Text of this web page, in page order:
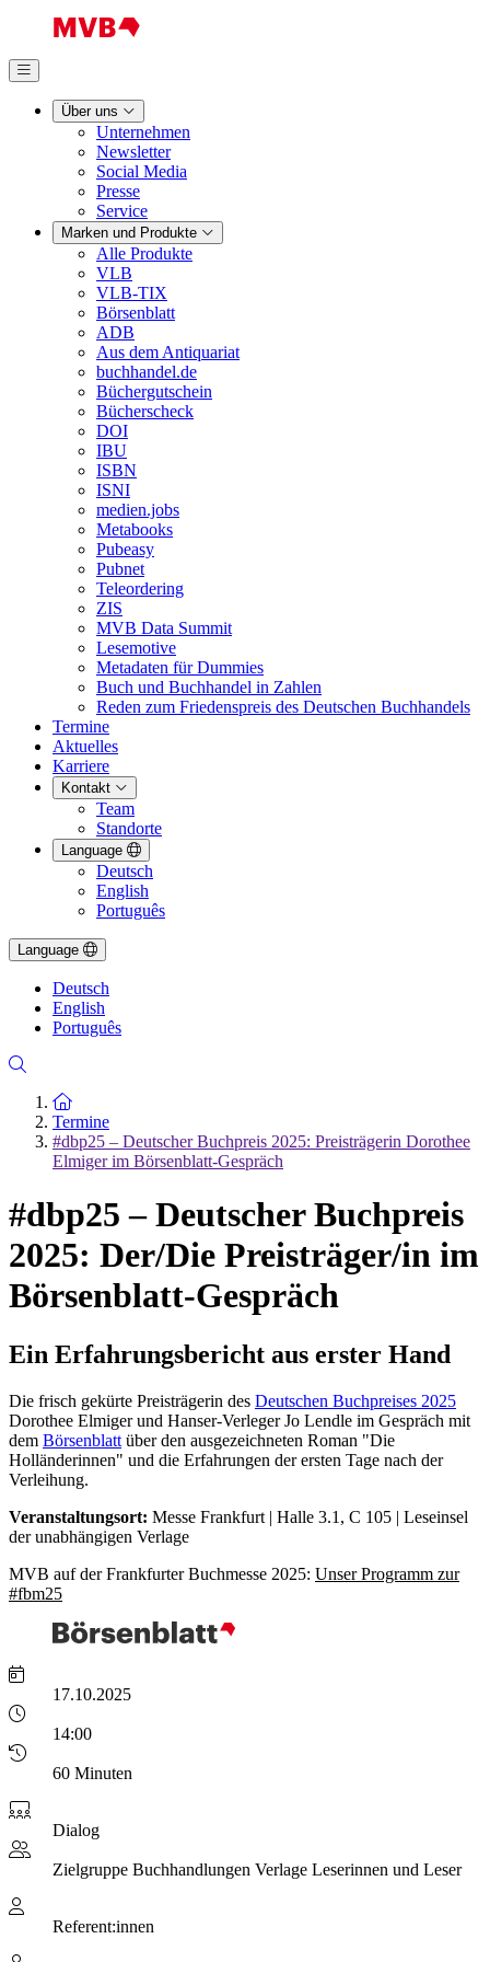
Über uns
Unternehmen
Newsletter
Social Media
Presse
Service
Marken und Produkte
Alle Produkte
VLB
VLB-TIX
Börsenblatt
ADB
Aus dem Antiquariat
buchhandel.de
Büchergutschein
Bücherscheck
DOI
IBU
ISBN
ISNI
medien.jobs
Metabooks
Pubeasy
Pubnet
Teleordering
ZIS
MVB Data Summit
Lesemotive
Metadaten für Dummies
Buch und Buchhandel in Zahlen
Reden zum Friedenspreis des Deutschen Buchhandels
Termine
Aktuelles
Karriere
Kontakt
Team
Standorte
Language
Deutsch
English
Português
Language
Deutsch
English
Português
Zur Startseite
Termine
#dbp25 – Deutscher Buchpreis 2025: Preisträgerin Dorothee
Elmiger im Börsenblatt-Gespräch
#dbp25 – Deutscher Buchpreis
2025: Der/Die Preisträger/in im
Börsenblatt-Gespräch
Ein Erfahrungsbericht aus erster Hand
Die frisch gekürte Preisträgerin des Deutschen Buchpreises 2025
Dorothee Elmiger und Hanser-Verleger Jo Lendle im Gespräch mit
dem Börsenblatt über den ausgezeichneten Roman "Die
Holländerinnen" und die Erfahrungen der ersten Tage nach der
Verleihung.
Veranstaltungsort: Messe Frankfurt | Halle 3.1, C 105 | Leseinsel
der unabhängigen Verlage
MVB auf der Frankfurter Buchmesse 2025: Unser Programm zur
#fbm25
17.10.2025
14:00
60 Minuten
Dialog
Zielgruppe Buchhandlungen Verlage Leserinnen und Leser
Referent:innen